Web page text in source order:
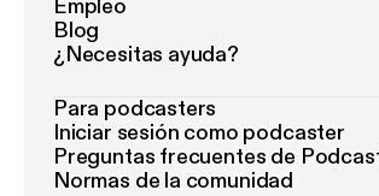
Empleo
Blog
¿Necesitas ayuda?
Para podcasters
Iniciar sesión como podcaster
Preguntas frecuentes de
Normas de la comunidad